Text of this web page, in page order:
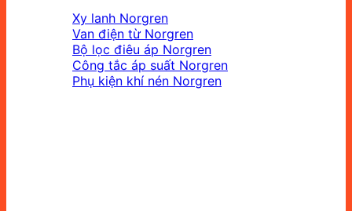
Xy lanh Norgren
Van điện từ Norgren
Bộ lọc điêu áp Norgren
Công tắc áp suất Norgren
Phụ kiện khí nén Norgren